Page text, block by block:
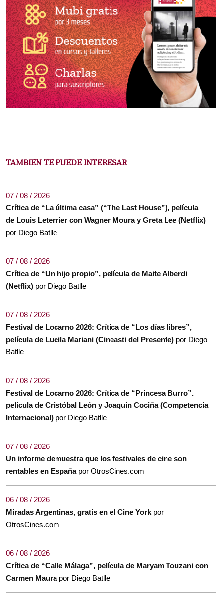
TAMBIEN TE PUEDE INTERESAR
07 / 08 / 2026
Crítica de “La última casa” (“The Last House”), película
de Louis Leterrier con Wagner Moura y Greta Lee (Netflix)
por Diego Batlle
07 / 08 / 2026
Crítica de “Un hijo propio”, película de Maite Alberdi
(Netflix) por Diego Batlle
07 / 08 / 2026
Festival de Locarno 2026: Crítica de “Los días libres”,
película de Lucila Mariani (Cineasti del Presente) por Diego
Batlle
07 / 08 / 2026
Festival de Locarno 2026: Crítica de “Princesa Burro”,
película de Cristóbal León y Joaquín Cociña (Competencia
Internacional) por Diego Batlle
07 / 08 / 2026
Un informe demuestra que los festivales de cine son
rentables en España por OtrosCines.com
06 / 08 / 2026
Miradas Argentinas, gratis en el Cine York por
OtrosCines.com
06 / 08 / 2026
Crítica de “Calle Málaga”, película de Maryam Touzani con
Carmen Maura por Diego Batlle